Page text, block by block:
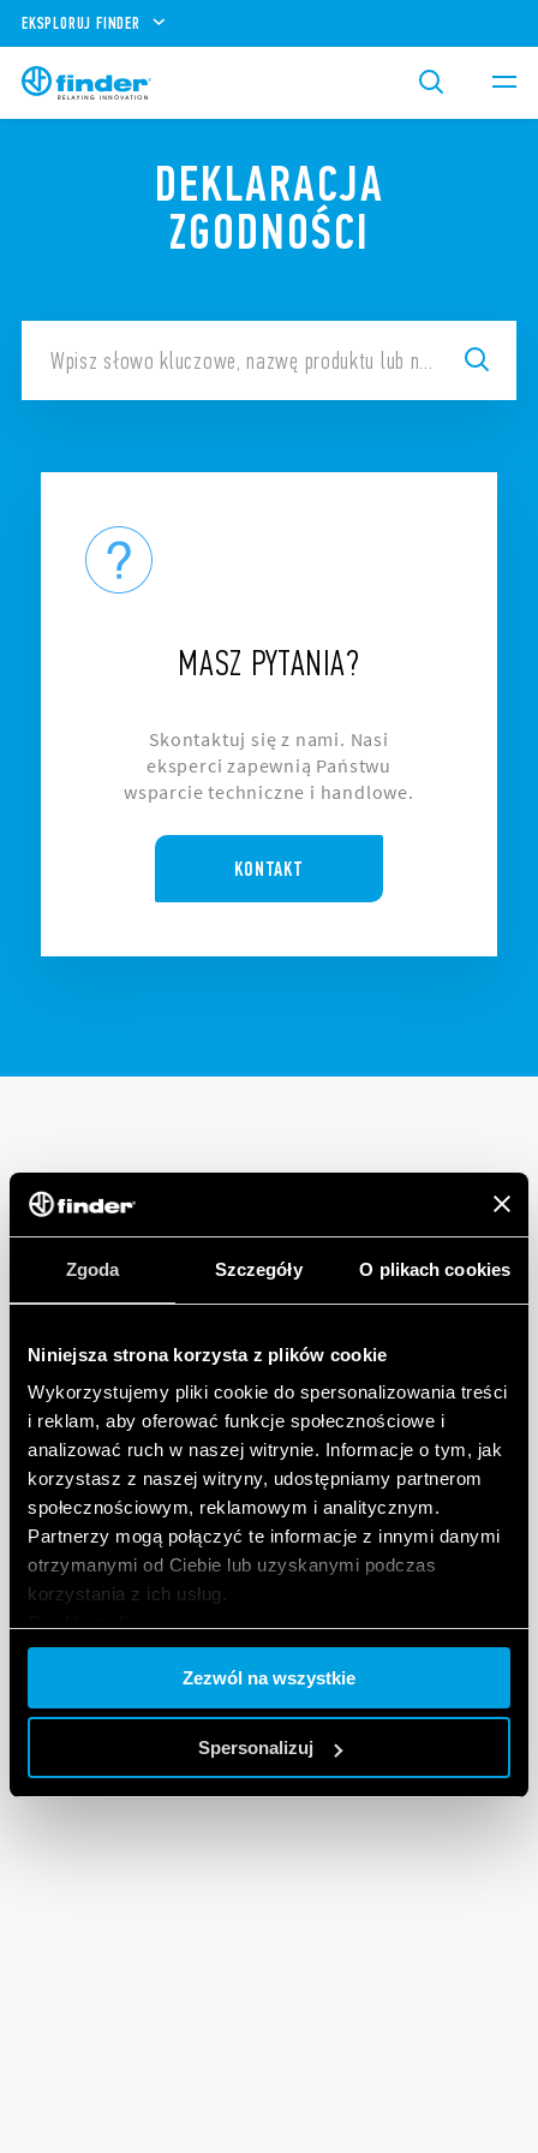
Zgoda Szczegóły O plikach cookies
Niniejsza strona korzysta z plików cookie
Wykorzystujemy pliki cookie do spersonalizowania treści
i reklam, aby oferować funkcje społecznościowe i
analizować ruch w naszej witrynie. Informacje o tym, jak
korzystasz z naszej witryny, udostępniamy partnerom
społecznościowym, reklamowym i analitycznym.
Partnerzy mogą połączyć te informacje z innymi danymi
otrzymanymi od Ciebie lub uzyskanymi podczas
korzystania z ich usług.
Zezwól na wszystkie
Spersonalizuj
EKSPLORUJ FINDER
DEKLARACJA
ZGODNOŚCI
MASZ PYTANIA?
Skontaktuj się z nami. Nasi
eksperci zapewnią Państwu
wsparcie techniczne i handlowe.
KONTAKT